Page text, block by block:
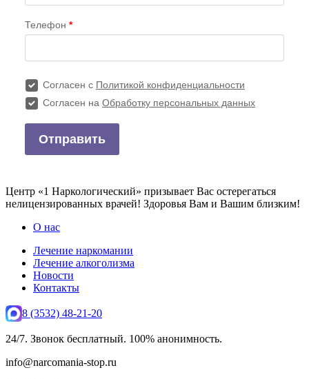
Центр «1 Наркологический» призывает Вас остерегаться
нелицензированных врачей! Здоровья Вам и Вашим близким!
О нас
Лечение наркомании
Лечение алкоголизма
Новости
Контакты
8 (3532) 48-21-20
24/7. Звонок бесплатный. 100% анонимность.
info@narcomania-stop.ru